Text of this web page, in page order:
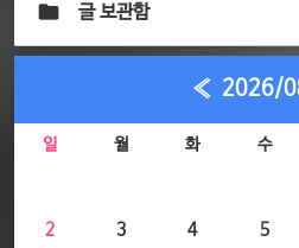
글 보관함
« 2026/
일 월 화 수
2 3 4 5